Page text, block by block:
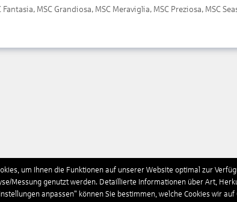
MSC Grandiosa, MSC Meraviglia, MSC Preziosa, MSC
um Ihnen die Funktionen auf unserer Website optimal zur
Messung genutzt werden. Detaillierte Informationen über Art,
anpassen" können Sie bestimmen, welche Cookies wir